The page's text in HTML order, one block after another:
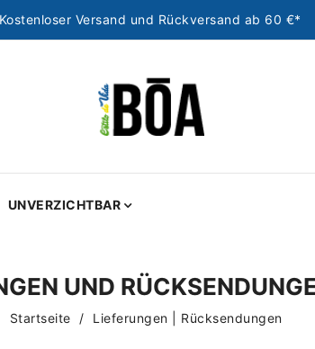
Kostenloser Versand und Rückversand ab 60 €*
UNVERZICHTBAR
UND
Startseite Lieferungen | Rücksendungen